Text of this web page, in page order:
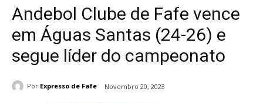
Andebol Clube de Fafe vence
em Águas Santas (24-26) e
segue líder do campeonato
Por Expresso de Fafe Novembro 20, 2023